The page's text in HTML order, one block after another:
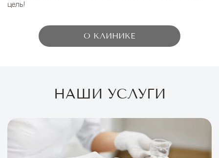
цель!
О КЛИНИКЕ
НАШИ УСЛУГИ